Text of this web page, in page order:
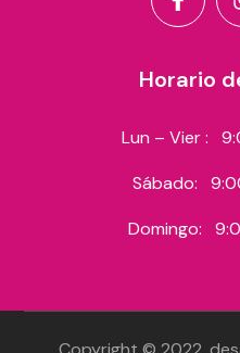
Horario
Lun – Vier :
Sábado:
Domingo: